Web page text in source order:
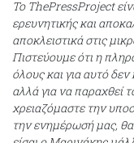
Το ThePressProject
ερευνητικής και
αποκλειστικά στις
Πιστεύουμε ότι η
όλους και για αυτό
αλλά για να παραχθεί
χρειαζόμαστε την
την ενημέρωσή μας,